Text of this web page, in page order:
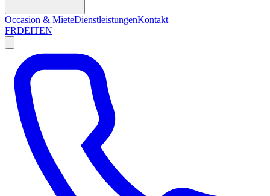
Occasion & MieteDienstleistungenKontakt
FRDEITEN